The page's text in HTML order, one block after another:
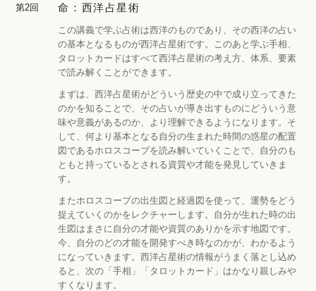
第2回 命：西洋占星術
この講義で学ぶ占術は西洋のものであり、その西洋の占い
の基本となるものが西洋占星術です。このあと学ぶ手相、
タロットカードはすべて西洋占星術の考え方、体系、要素
で読み解くことができます。
まずは、西洋占星術がどういう歴史の中で成り立ってきた
のかを知ることで、その占いが導き出すものにどういう意
味や意義があるのか、より理解できるようになります。そ
して、何より基本となる自分の生まれた時間の惑星の配置
図であるホロスコープを読み解いていくことで、自分のも
ともと持っているとされる資質や才能を発見していきま
す。
またホロスコープの出生図と経過図を使って、運勢をどう
捉えていくのかをレクチャーします。自分が生れた時の出
生図はまさに自分の才能や資質のありかを示す地図です。
今、自分のどの才能を開発すべき時なのかが、わかるよう
になっていきます。西洋占星術の情報がうまく落とし込め
ると、次の「手相」「タロットカード」はかなり親しみや
すくなります。